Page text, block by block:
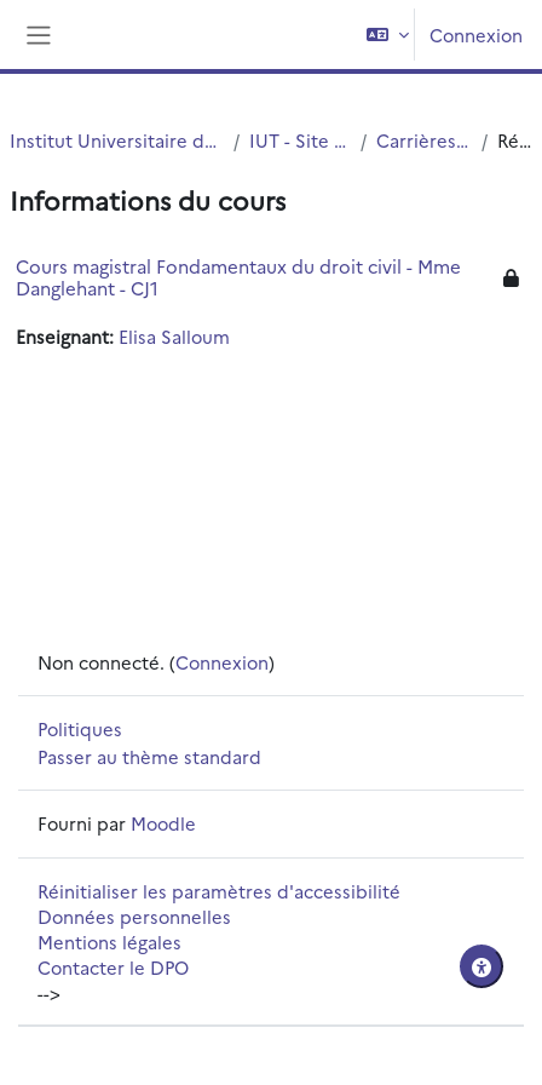
Connexion
Institut Universitaire de Technologie (IUT) IUT - Site de Roubaix Carrières Juridiques Résumé
Informations du cours
Cours magistral Fondamentaux du droit civil - Mme
Danglehant - CJ1
Enseignant: Elisa Salloum
Non connecté. (Connexion)
Politiques
Passer au thème standard
Fourni par Moodle
Réinitialiser les paramètres d'accessibilité
Données personnelles
Mentions légales
Contacter le DPO
-->